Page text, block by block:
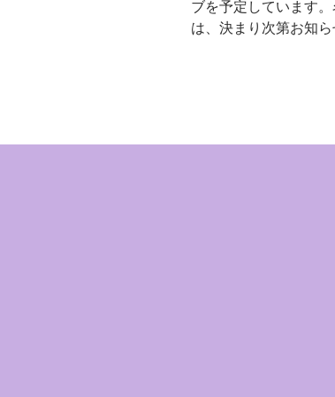
ブを予定しています
は、決まり次第お知